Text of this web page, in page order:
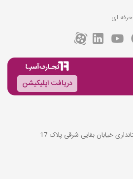
ای
دریافت اپلیکیشن
خیابان بقایی شرقی پلاک 17